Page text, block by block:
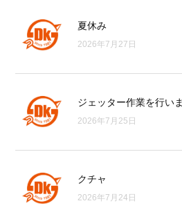
夏休み
2026年7月27日
ジェッター作業を行い
2026年7月25日
クチャ
2026年7月24日